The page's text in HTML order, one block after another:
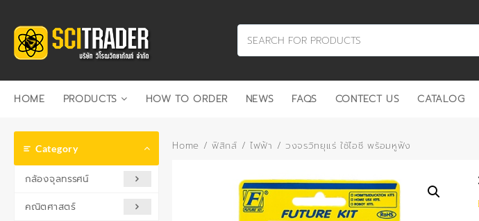
content
HOME PRODUCTS HOW TO ORDER NEWS FAQS CONTECT US CATALOG
Category
กล้องจุลทรรศน์
คณิตศาสตร์
Home /ฟิสิกส์ /ไฟฟ้า / วงจรวิทยุแร่ ใช้ไอซี พร้อมหูฟัง